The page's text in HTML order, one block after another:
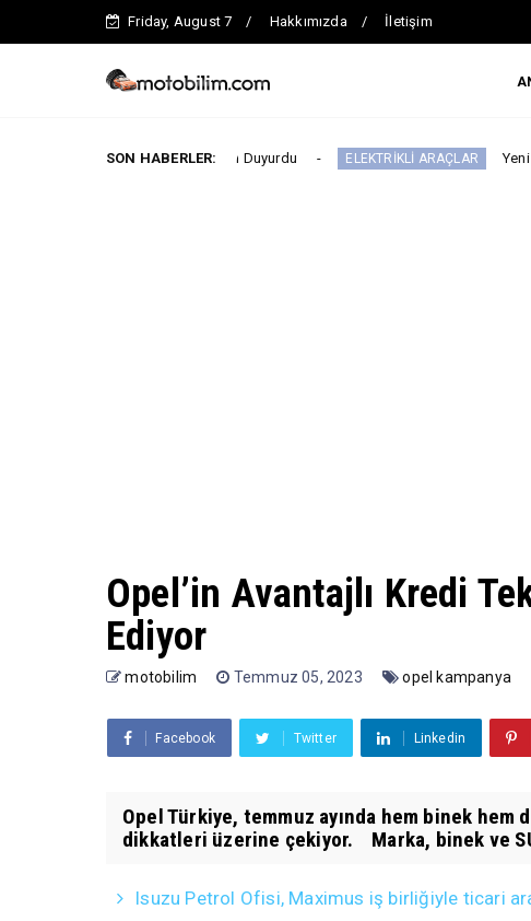
Friday, August 7 Hakkımızda İletişim
SON HABERLER:
Ağustos Fiyatlarını Duyurdu ELEKTRİKLİ ARAÇLAR Yeni IONIQ6, 680
Opel’in Avantajlı Kredi
Ediyor
motobilim Temmuz 05, 2023 opel kampanya
Facebook Twitter Linkedin
Opel Türkiye, temmuz ayında hem binek
dikkatleri üzerine çekiyor. Marka, binek ve
Isuzu Petrol Ofisi, Maximus iş birliğiyle ticari